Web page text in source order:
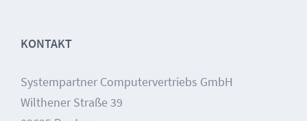
KONTAKT
Systempartner Computervertriebs GmbH
Wilthener Straße 39